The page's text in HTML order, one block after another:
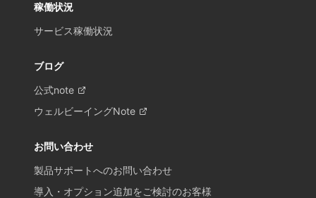
稼働状況
サービス稼働状況
ブログ
公式note
ウェルビーイングNote
お問い合わせ
製品サポートへのお問い合わせ
導入・オプション追加をご検討のお客様